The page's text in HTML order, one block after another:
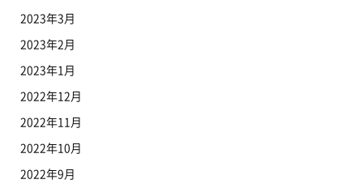
2023年3月
2023年2月
2023年1月
2022年12月
2022年11月
2022年10月
2022年9月